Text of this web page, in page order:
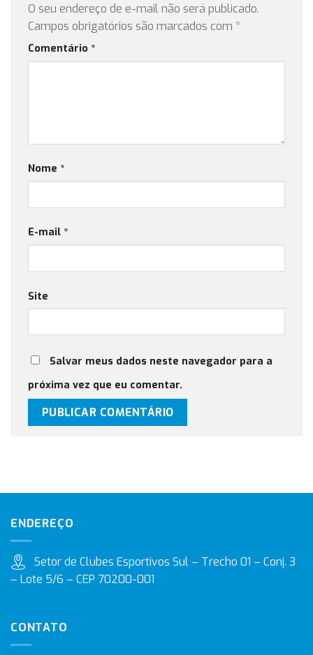
O seu endereço de e-mail não será publicado.
Campos obrigatórios são marcados com *
Comentário *
Nome *
E-mail *
Site
Salvar meus dados neste navegador para a
próxima vez que eu comentar.
ENDEREÇO
Setor de Clubes Esportivos Sul – Trecho 01 – Conj. 3
– Lote 5/6 – CEP 70200-001
CONTATO